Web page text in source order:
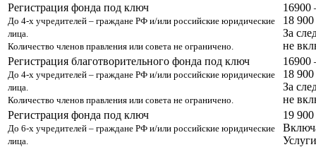
Регистрация фонда под ключ
До 4-х учредителей – граждане РФ и/или российские юридические
лица.
Количество членов правления или совета не ограничено.
16900
18
За
не
Регистрация благотворительного фонда под ключ
До 4-х учредителей – граждане РФ и/или российские юридические
лица.
Количество членов правления или совета не ограничено.
16900
18
За
не
Регистрация фонда под ключ
До 6-х учредителей – граждане РФ и/или российские юридические
лица.
19 900